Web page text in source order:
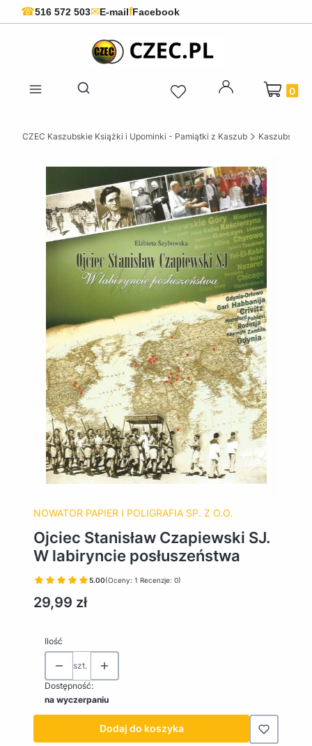
☎516 572 503✉E-mailfFacebook
Otwórz wyszukiwarkę
Produkty
CZEC Kaszubskie Książki i Upominki - Pamiątki z Kaszub Kaszubskie
NOWATOR PAPIER I POLIGRAFIA SP. Z O.O.
Ojciec Stanisław Czapiewski SJ.
W labiryncie posłuszeństwa
5.00(Oceny: 1 Recenzje: 0)
Cena
29,99 zł
Ilość
szt.
Dostępność:
na wyczerpaniu
Dodaj do koszyka